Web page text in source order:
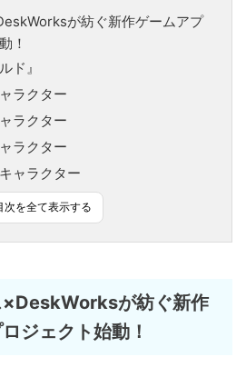
が紡ぐ新作ゲームアプ
！
ド』
ラクター
ラクター
ラクター
ャラクター
次を全て表示する
×DeskWorksが紡ぐ新作
ジェクト始動！